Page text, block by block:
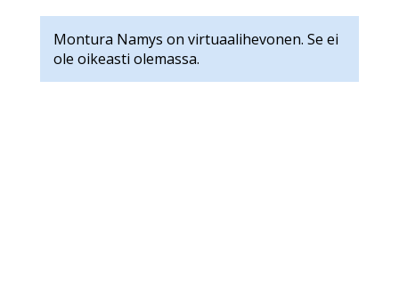
Montura Namys on virtuaalihevonen. Se ei
ole oikeasti olemassa.